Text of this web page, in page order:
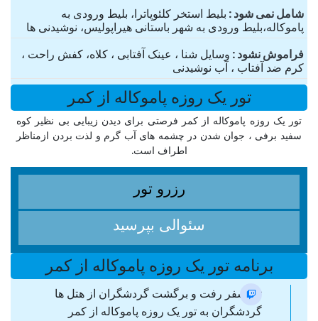
شامل نمی شود بلیط استخر کلئوپاترا، بلیط ورودی به
پاموکاله،بلیط ورودی به شهر باستانی هیراپولیس، نوشیدنی ها
فراموش نشود وسایل شنا ، عینک آفتابی ، کلاه، کفش راحت ،
کرم ضد آفتاب ، آب نوشیدنی
تور یک روزه پاموکاله از کمر
تور یک روزه پاموکاله از کمر فرصتی برای دیدن زیبایی بی نظیر کوه
سفید برفی ، جوان شدن در چشمه های آب گرم و لذت بردن ازمناظر
اطراف است.
رزرو تور
سئوالی بپرسید
برنامه تور یک روزه پاموکاله از کمر
ترانسفر رفت و برگشت گردشگران از هتل ها
گردشگران به تور یک روزه پاموکاله از کمر